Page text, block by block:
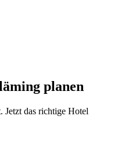
planen
Jetzt das richtige Hotel